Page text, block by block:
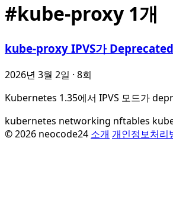
#kube-proxy 1개
kube-proxy IPVS가
2026년 3월 2일 · 8회
Kubernetes 1.35에서 IPVS 모드가
kubernetes networking nftables
© 2026 neocode24 소개 개인정보처리